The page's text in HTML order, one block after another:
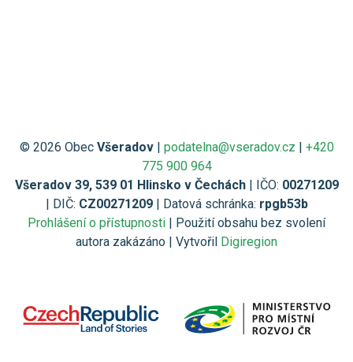
© 2026 Obec Všeradov| podatelna@vseradov.cz
+420
775 900 964
Všeradov 39, 539 01 Hlinsko v Čechách| IČO: 00271209
| DIČ: CZ00271209| Datová schránka: rpgb53b
Prohlášení o přístupnosti | Použití obsahu bez svolení
autora zakázáno | Vytvořil Digiregion